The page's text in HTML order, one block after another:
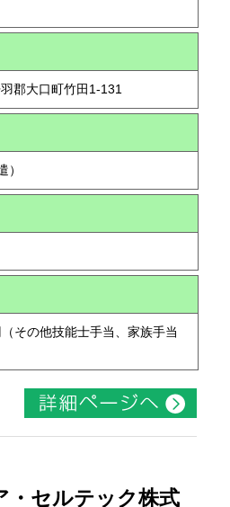
郡大口町竹田1-131
）
その他技能士手当、家族手当
・セルテック株式